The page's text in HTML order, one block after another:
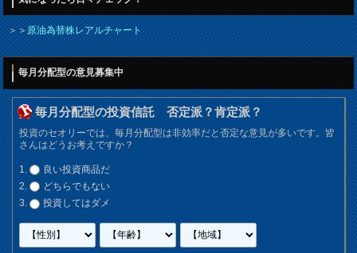
＞＞原油為替株レアルチャート
毎月分配型の意見募集中
毎月分配型の投資信託 否定派？肯定派？
投資のセオリーでは、毎月分配型は非効率だと否定な意見が多いです。皆
さんはどうお考えですか？
良い投資商品だ
どちらでもない
投資してはダメ